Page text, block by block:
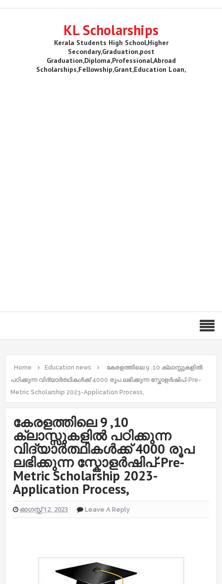
KL Scholarships
Kerala Students High School,Higher
Secondary,Graduation,post
Graduation,Diploma,Professional,Abroad
Scholarships,Fellowship,Grant,Education Loan,
Home Education news
കേരളത്തിലെ 9 ,10 ക്ലാസ്സുകളിൽ
പഠിക്കുന്ന വിദ്യാർത്ഥികൾക്ക് 4000 രൂപ ലഭിക്കുന്ന സ്കോളർഷിപ്-Pre-
Metric Scholarship 2023-Application Process,
കേരളത്തിലെ 9 ,10
ക്ലാസ്സുകളിൽ പഠിക്കുന്ന
വിദ്യാർത്ഥികൾക്ക് 4000 രൂപ
ലഭിക്കുന്ന സ്കോളർഷിപ്-Pre-
Metric Scholarship 2023-
Application Process,
ഓഗസ്റ്റ് 12, 2023 Leave A Reply